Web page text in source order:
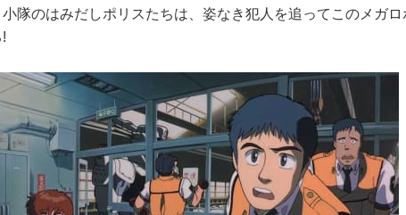
隊のはみだしポリスたちは、姿なき犯人を追ってこのメガロ